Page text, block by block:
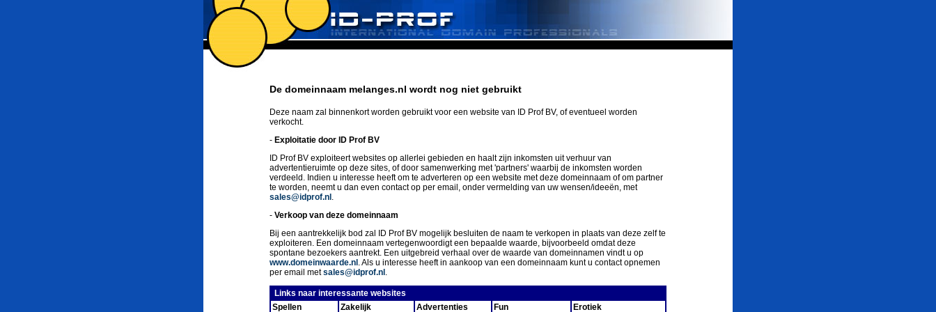
De domeinnaam melanges.nl wordt nog niet gebruikt
Deze naam zal binnenkort worden gebruikt voor een website van ID Prof BV, of eventueel worden
verkocht.
- Exploitatie door ID Prof BV
ID Prof BV exploiteert websites op allerlei gebieden en haalt zijn inkomsten uit verhuur van
advertentieruimte op deze sites, of door samenwerking met 'partners' waarbij de inkomsten worden
verdeeld. Indien u interesse heeft om te adverteren op een website met deze domeinnaam of om partner
te worden, neemt u dan even contact op per email, onder vermelding van uw wensen/ideeën, met
sales@idprof.nl .
- Verkoop van deze domeinnaam
Bij een aantrekkelijk bod zal ID Prof BV mogelijk besluiten de naam te verkopen in plaats van deze zelf te
exploiteren. Een domeinnaam vertegenwoordigt een bepaalde waarde, bijvoorbeeld omdat deze
spontane bezoekers aantrekt. Een uitgebreid verhaal over de waarde van domeinnamen vindt u op
www.domeinwaarde.nl . Als u interesse heeft in aankoop van een domeinnaam kunt u contact opnemen
per email metsales@idprof.nl .
Links naar interessante websites
Spellen
Zakelijk
Advertenties
Fun
Erotiek